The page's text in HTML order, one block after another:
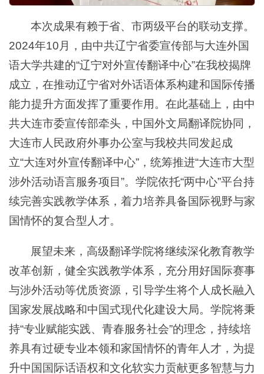
本次成果有赖于省、市两级平台的联动支撑。
2024年10月，由中共辽宁省委宣传部与大连外国
语大学共建的“辽宁对外宣传翻译中心”在我校揭牌
成立，在推动辽宁省对外话语体系构建和国际传播
能力提升方面发挥了重要作用。在此基础上，由中
共大连市委宣传部牵头，中国外文局翻译院协同，
大连市人民政府外事办公室与我校共同发起成
立“大连对外宣传翻译中心”，统筹推进“大连市大型
涉外活动语言服务项目”。学院依托“两中心”平台持
续完善实践教学体系，着力培养具备国际视野与家
国情怀的复合型人才。
展望未来，高级翻译学院将继续深化教育教学
改革创新，健全实践教学体系，充分用好国际赛事
与涉外活动等优质资源，引导学生将个人成长融入
国家发展战略和中国式现代化建设大局。学院将秉
持“专业赋能实践、青春服务社会”的理念，持续培
养具有过硬专业本领和家国情怀的青年人才，为提
升中国国际话语权和文化软实力贡献更多智慧与力